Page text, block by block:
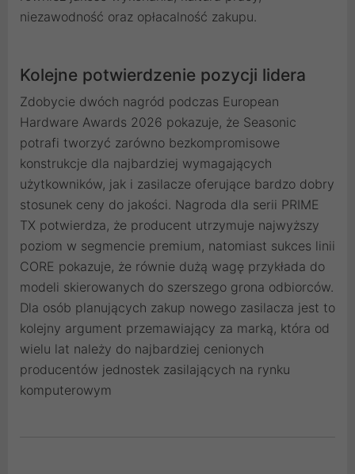
niezawodność oraz opłacalność zakupu.
Kolejne potwierdzenie pozycji lidera
Zdobycie dwóch nagród podczas European
Hardware Awards 2026 pokazuje, że Seasonic
potrafi tworzyć zarówno bezkompromisowe
konstrukcje dla najbardziej wymagających
użytkowników, jak i zasilacze oferujące bardzo dobry
stosunek ceny do jakości. Nagroda dla serii PRIME
TX potwierdza, że producent utrzymuje najwyższy
poziom w segmencie premium, natomiast sukces linii
CORE pokazuje, że równie dużą wagę przykłada do
modeli skierowanych do szerszego grona odbiorców.
Dla osób planujących zakup nowego zasilacza jest to
kolejny argument przemawiający za marką, która od
wielu lat należy do najbardziej cenionych
producentów jednostek zasilających na rynku
komputerowym